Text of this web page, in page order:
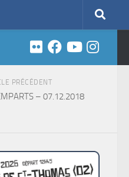
PRÉCÉDENT
– 07.12.2018